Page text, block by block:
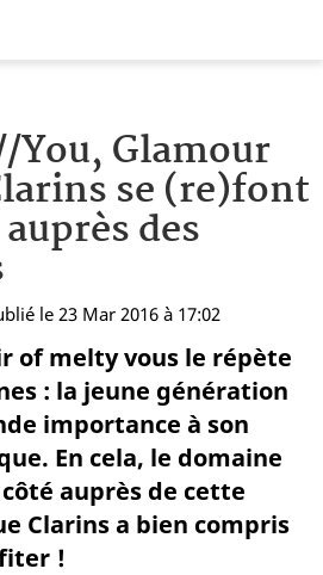
Glamour
se (re)font
des
le 23 Mar 2016 à 17:02
of melty vous le répète
: la jeune génération
importance à son
En cela, le domaine
auprès de cette
Clarins a bien compris
!